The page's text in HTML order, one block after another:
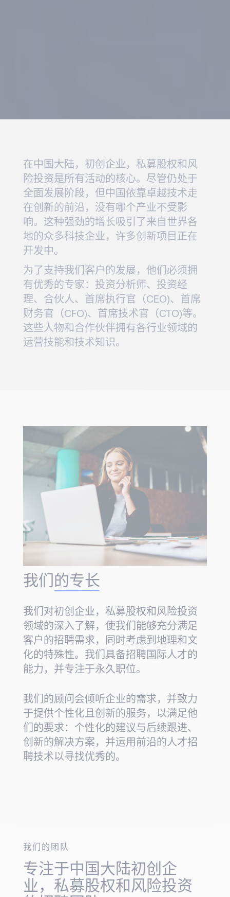
在中国大陆，初创企业，私募股权和风
险投资是所有活动的核心。尽管仍处于
全面发展阶段，但中国依靠卓越技术走
在创新的前沿，没有哪个产业不受影
响。这种强劲的增长吸引了来自世界各
地的众多科技企业，许多创新项目正在
开发中。
为了支持我们客户的发展，他们必须拥
有优秀的专家：投资分析师、投资经
理、合伙人、首席执行官（CEO)、首席
财务官（CFO)、首席技术官（CTO)等。
这些人物和合作伙伴拥有各行业领域的
运营技能和技术知识。
我们的专长
我们对初创企业，私募股权和风险投资
领域的深入了解，使我们能够充分满足
客户的招聘需求，同时考虑到地理和文
化的特殊性。我们具备招聘国际人才的
能力，并专注于永久职位。
我们的顾问会倾听企业的需求，并致力
于提供个性化且创新的服务，以满足他
们的要求：个性化的建议与后续跟进、
创新的解决方案，并运用前沿的人才招
聘技术以寻找优秀的。
我们的团队
专注于中国大陆初创企
业，私募股权和风险投资